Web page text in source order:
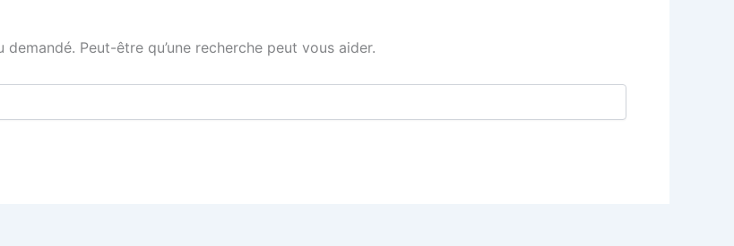
Peut-être qu’une recherche peut vous aider.